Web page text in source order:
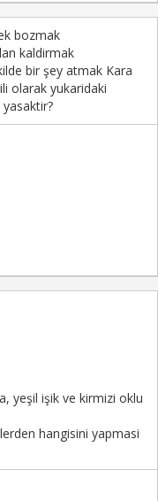
bozmak
kaldirmak
bir şey atmak Kara
olarak yukaridaki
yeşil işik ve kirmizi oklu
hangisini yapmasi